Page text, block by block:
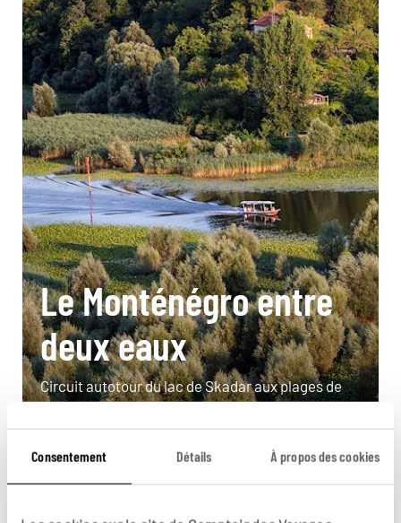
Consentement Détails À propos des cookies
Le Monténégro entre
deux eaux
Circuit autotour du lac de Skadar aux plages de
l’Adriatique.
à partir de 1180€